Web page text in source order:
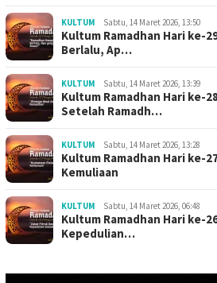
KULTUM Sabtu, 14 Maret 2026, 13:50
Kultum Ramadhan Hari ke-
Berlalu, Ap…
KULTUM Sabtu, 14 Maret 2026, 13:39
Kultum Ramadhan Hari ke-
Setelah Ramadh…
KULTUM Sabtu, 14 Maret 2026, 13:28
Kultum Ramadhan Hari ke-
Kemuliaan
KULTUM Sabtu, 14 Maret 2026, 06:48
Kultum Ramadhan Hari ke-
Kepedulian…